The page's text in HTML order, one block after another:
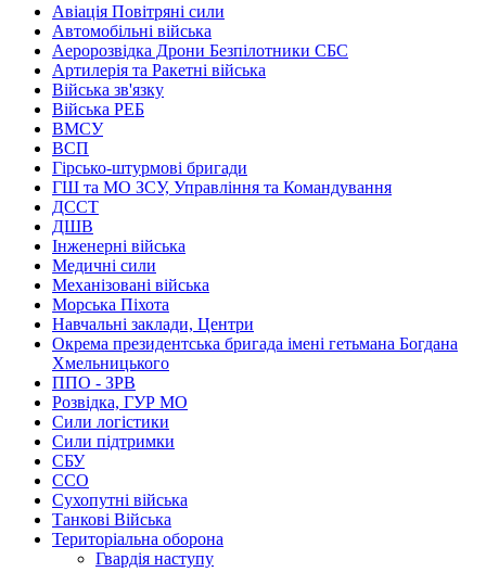
Авіація Повітряні сили
Автомобільні війська
Аеророзвідка Дрони Безпілотники СБС
Артилерія та Ракетні війська
Війська зв'язку
Війська РЕБ
ВМСУ
ВСП
Гірсько-штурмові бригади
ГШ та МО ЗСУ, Управління та Командування
ДССТ
ДШВ
Інженерні війська
Медичні сили
Механізовані війська
Морська Піхота
Навчальні заклади, Центри
Окрема президентська бригада імені гетьмана Богдана
Хмельницького
ППО - ЗРВ
Розвідка, ГУР МО
Сили логістики
Сили підтримки
СБУ
ССО
Сухопутні війська
Танкові Війська
Територіальна оборона
Гвардія наступу